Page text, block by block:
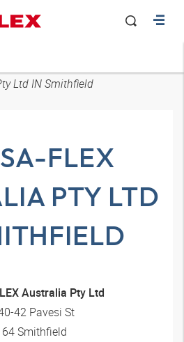
FLEX
PTY LTD
Australia Pty Ltd
42 Pavesi St
Smithfield